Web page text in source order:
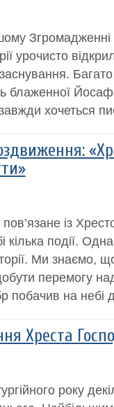
Згромадженні
урочисто
заснування.
блаженної
хочеться
із
кілька події.
Ми знаємо,
перемогу
побачив на небі
Хреста
року